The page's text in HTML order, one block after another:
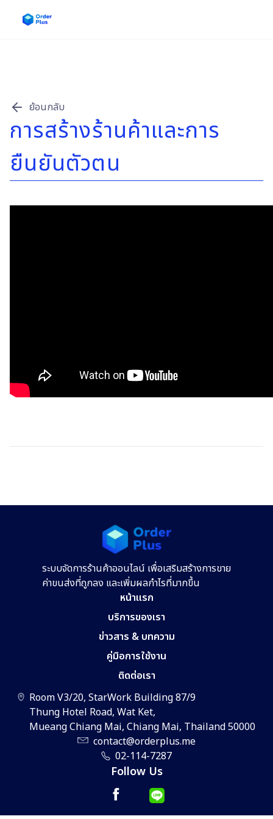
ข่าวสาร & บทความ
คู่มือการใช้งาน
ติดต่อเรา
เข้าสู่ระบบ / สมัครสมาชิก
ย้อนกลับ
การสร้างร้านค้าและการ
ยืนยันตัวตน
ระบบจัดการร้านค้าออนไลน์ เพื่อเสริมสร้างการขาย
ค่าขนส่งที่ถูกลง และเพิ่มผลกำไรที่มากขึ้น
หน้าแรก
บริการของเรา
ข่าวสาร & บทความ
คู่มือการใช้งาน
ติดต่อเรา
Room V3/20, StarWork Building 87/9
Thung Hotel Road, Wat Ket,
Mueang Chiang Mai, Chiang Mai, Thailand 50000
contact@orderplus.me
02-114-7287
Follow Us